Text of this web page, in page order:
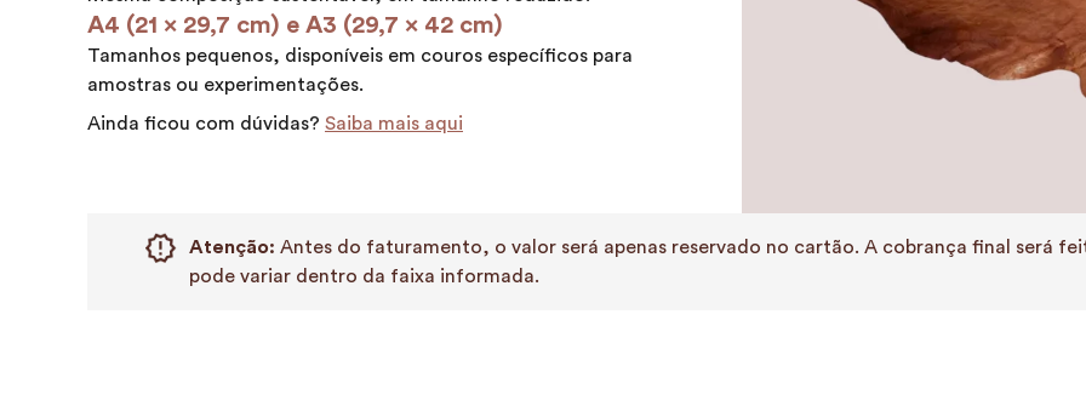
A4 (21 x 29,7 cm) e A3 (29,7 x 42 cm)
Tamanhos pequenos, disponíveis em couros específicos para
amostras ou experimentações.
Ainda ficou com dúvidas? Saiba mais aqui
Atenção: Antes do faturamento, o valor será apenas reservado no cartão. A cobrança final será
pode variar dentro da faixa informada.